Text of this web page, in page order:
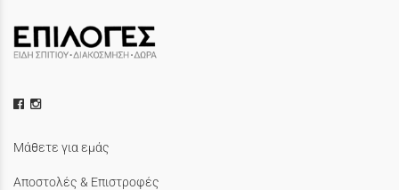
Μάθετε για εμάς
Αποστολές & Επιστροφές